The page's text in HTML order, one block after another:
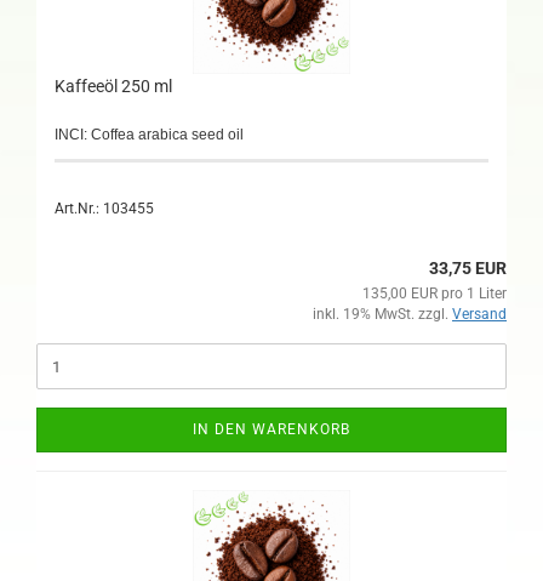
Kaffeeöl 250 ml
INCI: Coffea arabica seed oil
Art.Nr.: 103455
33,75 EUR
135,00 EUR pro 1 Liter
inkl. 19% MwSt. zzgl. Versand
IN DEN WARENKORB